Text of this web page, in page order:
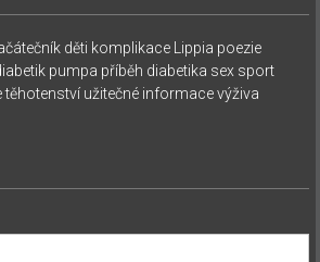
děti komplikace Lippia poezie
pumpa příběh diabetika sex sport
těhotenství užitečné informace výživa